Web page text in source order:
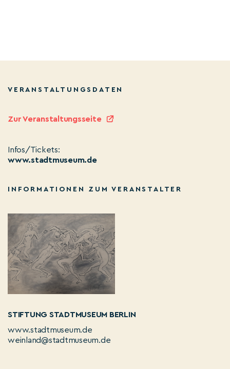
VERANSTALTUNGSDATEN
Zur Veranstaltungsseite
Infos/Tickets:
www.stadtmuseum.de
INFORMATIONEN ZUM VERANSTALTER
STIFTUNG STADTMUSEUM BERLIN
www.stadtmuseum.de
weinland@stadtmuseum.de